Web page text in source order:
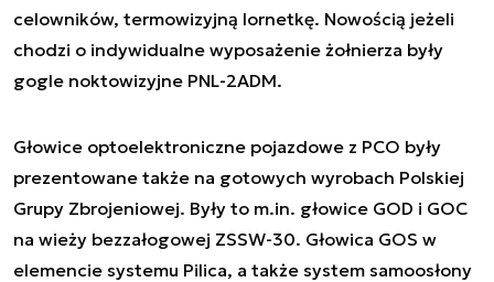
celowników, termowizyjną lornetkę. Nowością jeżeli
chodzi o indywidualne wyposażenie żołnierza były
gogle noktowizyjne PNL-2ADM.
Głowice optoelektroniczne pojazdowe z PCO były
prezentowane także na gotowych wyrobach Polskiej
Grupy Zbrojeniowej. Były to m.in. głowice GOD i GOC
na wieży bezzałogowej ZSSW-30. Głowica GOS w
elemencie systemu Pilica, a także system samoosłony